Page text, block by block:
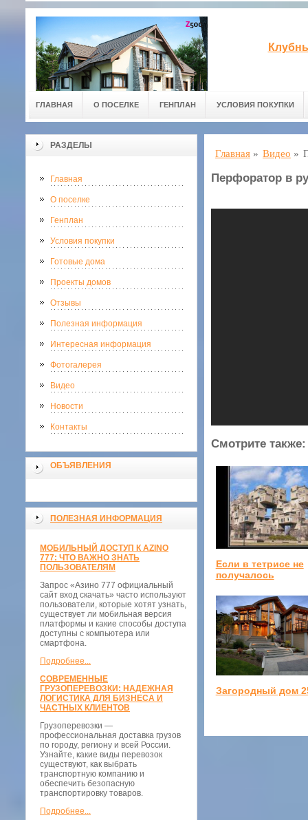
ГЛАВНАЯ О ПОСЕЛКЕ ГЕНПЛАН УСЛОВИЯ ПОКУПКИ
РАЗДЕЛЫ
Главная
О поселке
Генплан
Условия покупки
Готовые дома
Проекты домов
Отзывы
Полезная информация
Интересная информация
Фотогалерея
Видео
Новости
Контакты
ОБЪЯВЛЕНИЯ
ПОЛЕЗНАЯ ИНФОРМАЦИЯ
МОБИЛЬНЫЙ ДОСТУП К AZINO
777: ЧТО ВАЖНО ЗНАТЬ
ПОЛЬЗОВАТЕЛЯМ
Запрос «Азино 777 официальный
сайт вход скачать» часто используют
пользователи, которые хотят узнать,
существует ли мобильная версия
платформы и какие способы доступа
доступны с компьютера или
смартфона.
Подробнее...
СОВРЕМЕННЫЕ
ГРУЗОПЕРЕВОЗКИ: НАДЕЖНАЯ
ЛОГИСТИКА ДЛЯ БИЗНЕСА И
ЧАСТНЫХ КЛИЕНТОВ
Грузоперевозки —
профессиональная доставка грузов
по городу, региону и всей России.
Узнайте, какие виды перевозок
существуют, как выбрать
транспортную компанию и
обеспечить безопасную
транспортировку товаров.
Подробнее...
Главная » Видео »
Перфоратор в
Смотрите также:
Если в тетрисе не
получалось
Загородный дом